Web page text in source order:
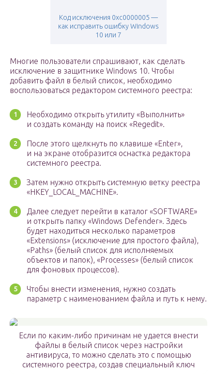
Код исключения 0xc0000005 —
как исправить ошибку Windows
10 или 7
Многие пользователи спрашивают, как сделать
исключение в защитнике Windows 10. Чтобы
добавить файл в белый список, необходимо
воспользоваться редактором системного реестра:
Необходимо открыть утилиту «Выполнить»
и создать команду на поиск «Regedit».
После этого щелкнуть по клавише «Enter»,
и на экране отобразится оснастка редактора
системного реестра.
Затем нужно открыть системную ветку реестра
«HKEY_LOCAL_MACHINE».
Далее следует перейти в каталог «SOFTWARE»
и открыть папку «Windows Defender». Здесь
будет находиться несколько параметров
«Extensions» (исключение для простого файла),
«Paths» (белый список для исполняемых
объектов и папок), «Processes» (белый список
для фоновых процессов).
Чтобы внести изменения, нужно создать
параметр с наименованием файла и путь к нему.
Если по каким-либо причинам не удается внести
файлы в белый список через настройки
антивируса, то можно сделать это с помощью
системного реестра, создав специальный ключ